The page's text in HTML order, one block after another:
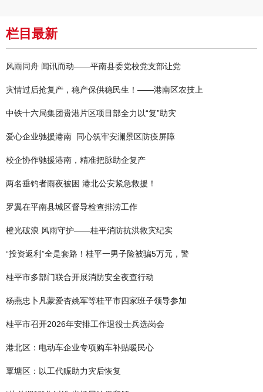
栏目最新
风雨同舟 闻讯而动——平南县委党校党支部让党
灾情过后抢复产，稳产保供稳民生！——港南区农技上
中铁十六局集团贵港片区项目部全力以“复”助灾
爱心企业驰援港南 同心筑牢安澜景区防疫屏障
校企协作驰援港南，精准把脉助企复产
两名垂钓者雨夜被困 港北公安紧急救援！
罗翼在平南县城区督导检查排涝工作
橙光破浪 风雨守护——桂平消防抗洪救灾纪实
“投资返利”全是套路！桂平一男子险被骗5万元，警
桂平市多部门联合开展消防安全夜查行动
杨燕忠卜凡蒙爱杏姚军等桂平市四家班子领导参加
桂平市召开2026年安排工作退役士兵选岗会
港北区：电动车企业专项购车补贴暖民心
覃塘区：以工代赈助力灾后恢复